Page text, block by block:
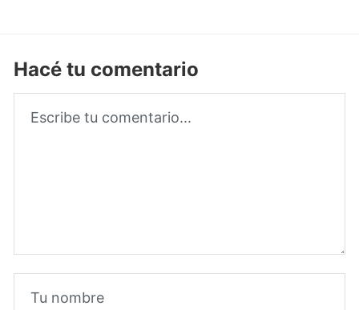
Hacé tu comentario